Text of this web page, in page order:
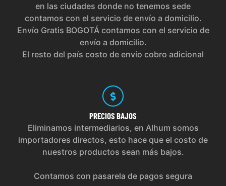
en las ciudades donde no tenemos sede
contamos con el servicio de envío a domicilio.
Envío Gratis BOGOTÁ contamos con el servicio de
envío a domicilio.
El resto del país costo de envío cobro adicional
PRECIOS BAJOS
Eliminamos intermediarios, en Alhum somos
importadores directos, esto hace que el costo de
nuestros productos sean más bajos.
Contamos con pasarela de pagos segura